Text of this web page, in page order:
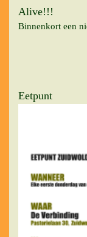
Alive!!!
Binnenkort een
Eetpunt